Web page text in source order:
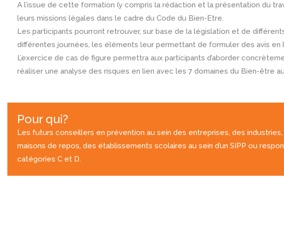
A l’issue de cette formation (y compris la rédaction et la présentation du
leurs missions légales dans le cadre du Code du Bien-Etre.
Les participants pourront retrouver, sur base de la législation et de
différentes journées, les éléments leur permettant de formuler des avis
L’exercice de cas de figure permettra aux participants d’aborder
réaliser une analyse des risques en lien avec les 7 domaines du Bien-être
Pour qui?
Les futurs conseillers en prévention au sein des entreprises, des
maisons de repos, des établissements scolaires au sein d’un SIPP ou
catégories C et D.